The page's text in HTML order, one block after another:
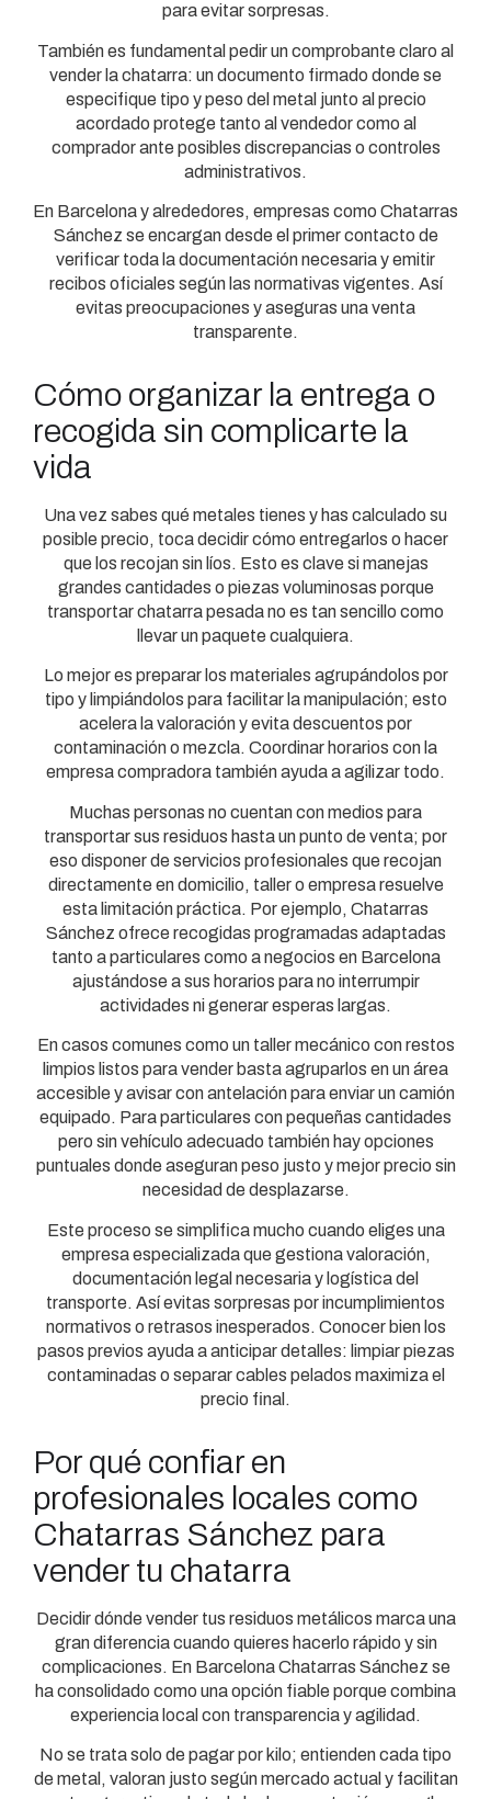
para evitar sorpresas.
También es fundamental pedir un comprobante claro al
vender la chatarra: un documento firmado donde se
especifique tipo y peso del metal junto al precio
acordado protege tanto al vendedor como al
comprador ante posibles discrepancias o controles
administrativos.
En Barcelona y alrededores, empresas como Chatarras
Sánchez se encargan desde el primer contacto de
verificar toda la documentación necesaria y emitir
recibos oficiales según las normativas vigentes. Así
evitas preocupaciones y aseguras una venta
transparente.
Cómo organizar la entrega o
recogida sin complicarte la
vida
Una vez sabes qué metales tienes y has calculado su
posible precio, toca decidir cómo entregarlos o hacer
que los recojan sin líos. Esto es clave si manejas
grandes cantidades o piezas voluminosas porque
transportar chatarra pesada no es tan sencillo como
llevar un paquete cualquiera.
Lo mejor es preparar los materiales agrupándolos por
tipo y limpiándolos para facilitar la manipulación; esto
acelera la valoración y evita descuentos por
contaminación o mezcla. Coordinar horarios con la
empresa compradora también ayuda a agilizar todo.
Muchas personas no cuentan con medios para
transportar sus residuos hasta un punto de venta; por
eso disponer de servicios profesionales que recojan
directamente en domicilio, taller o empresa resuelve
esta limitación práctica. Por ejemplo, Chatarras
Sánchez ofrece recogidas programadas adaptadas
tanto a particulares como a negocios en Barcelona
ajustándose a sus horarios para no interrumpir
actividades ni generar esperas largas.
En casos comunes como un taller mecánico con restos
limpios listos para vender basta agruparlos en un área
accesible y avisar con antelación para enviar un camión
equipado. Para particulares con pequeñas cantidades
pero sin vehículo adecuado también hay opciones
puntuales donde aseguran peso justo y mejor precio sin
necesidad de desplazarse.
Este proceso se simplifica mucho cuando eliges una
empresa especializada que gestiona valoración,
documentación legal necesaria y logística del
transporte. Así evitas sorpresas por incumplimientos
normativos o retrasos inesperados. Conocer bien los
pasos previos ayuda a anticipar detalles: limpiar piezas
contaminadas o separar cables pelados maximiza el
precio final.
Por qué confiar en
profesionales locales como
Chatarras Sánchez para
vender tu chatarra
Decidir dónde vender tus residuos metálicos marca una
gran diferencia cuando quieres hacerlo rápido y sin
complicaciones. En Barcelona Chatarras Sánchez se
ha consolidado como una opción fiable porque combina
experiencia local con transparencia y agilidad.
No se trata solo de pagar por kilo; entienden cada tipo
de metal, valoran justo según mercado actual y facilitan